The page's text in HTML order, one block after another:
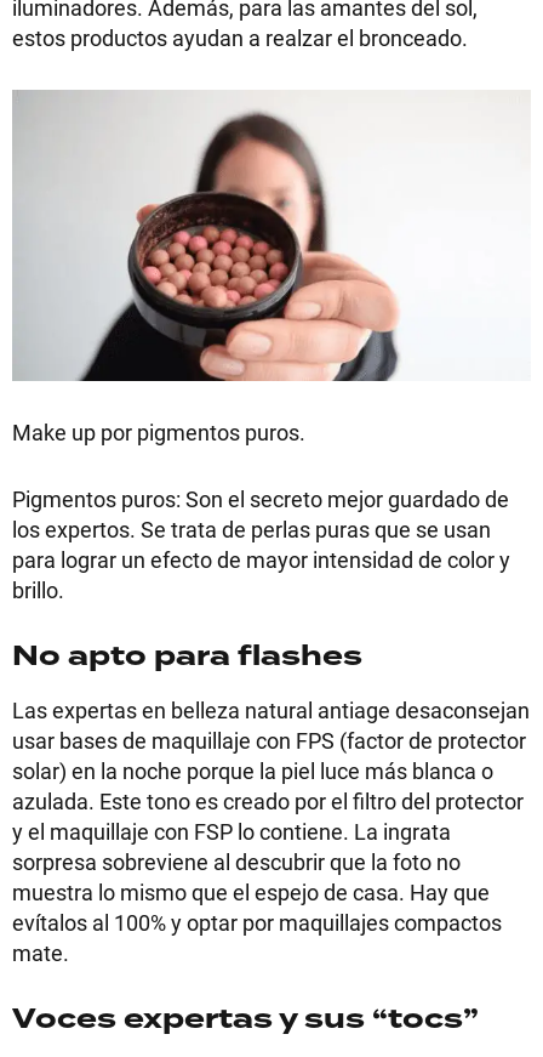
iluminadores. Además, para las amantes del sol,
estos productos ayudan a realzar el bronceado.
Make up por pigmentos puros.
Pigmentos puros: Son el secreto mejor guardado de
los expertos. Se trata de perlas puras que se usan
para lograr un efecto de mayor intensidad de color y
brillo.
No apto para flashes
Las expertas en belleza natural antiage desaconsejan
usar bases de maquillaje con FPS (factor de protector
solar) en la noche porque la piel luce más blanca o
azulada. Este tono es creado por el filtro del protector
y el maquillaje con FSP lo contiene. La ingrata
sorpresa sobreviene al descubrir que la foto no
muestra lo mismo que el espejo de casa. Hay que
evítalos al 100% y optar por maquillajes compactos
mate.
Voces expertas y sus “tocs”